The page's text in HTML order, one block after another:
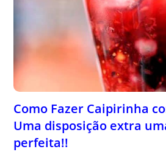
Como Fazer Caipirinha
Uma disposição extra
perfeita!!